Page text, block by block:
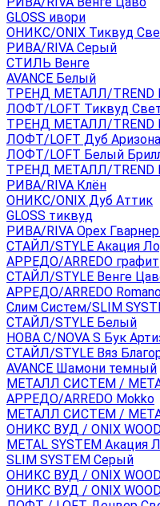
GLOSS ивори
ОНИКС/ONIX Тиквуд
РИВА/RIVA Серый
СТИЛЬ Венге
AVANСE Белый
ТРЕНД МЕТАЛЛ/TREND
ЛОФТ/LOFT Тиквуд
ТРЕНД МЕТАЛЛ/TREND
ЛОФТ/LOFT Дуб Аризона
ЛОФТ/LOFT Белый
ТРЕНД МЕТАЛЛ/TREND
РИВА/RIVA Клён
ОНИКС/ONIX Дуб Аттик
GLOSS тиквуд
РИВА/RIVA Орех
СТАЙЛ/STYLE Акация
АРРЕДО/ARREDO графит
СТАЙЛ/STYLE Венге
АРРЕДО/ARREDO
Слим Систем/SLIM
СТАЙЛ/STYLE Белый
НОВА С/NOVA S Бук
СТАЙЛ/STYLE Вяз
AVANCE Шамони темный
МЕТАЛЛ СИСТЕМ /
АРРЕДО/ARREDO Mokko
МЕТАЛЛ СИСТЕМ /
ОНИКС ВУД / ONIX
METAL SYSTEM Акация
SLIM SYSTEM Серый
ОНИКС ВУД / ONIX
ОНИКС ВУД / ONIX